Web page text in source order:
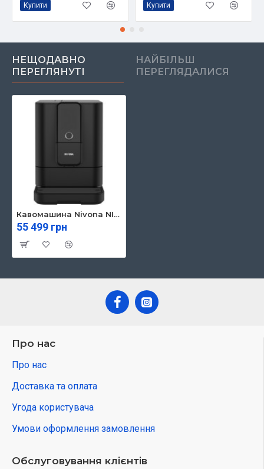
Купити Купити
НЕЩОДАВНО
ПЕРЕГЛЯНУТІ
НАЙБІЛЬШ
ПЕРЕГЛЯДАЛИСЯ
Кавомашина Nivona NIVO8101
55 499 грн
Про нас
Про нас
Доставка та оплата
Угода користувача
Умови оформлення замовлення
Обслуговування клієнтів